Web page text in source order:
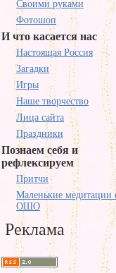
Своими руками
Фотошоп
И что касается нас
Настоящая Россия
Загадки
Игры
Наше творчество
Лица сайта
Праздники
Познаем себя и
рефлексируем
Притчи
Маленькие медитации
ОШО
Реклама